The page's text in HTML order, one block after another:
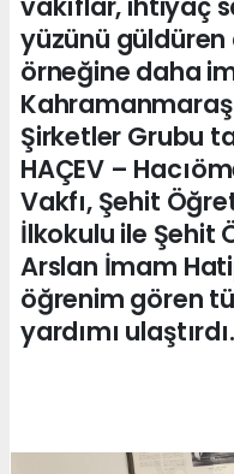
yüzünü güldüren
örneğine daha
Kahramanmaraş
Şirketler Grubu
HAÇEV –
Vakfı, Şehit
İlkokulu ile Şehit
Arslan İmam
öğrenim gören
yardımı ulaştırdı.